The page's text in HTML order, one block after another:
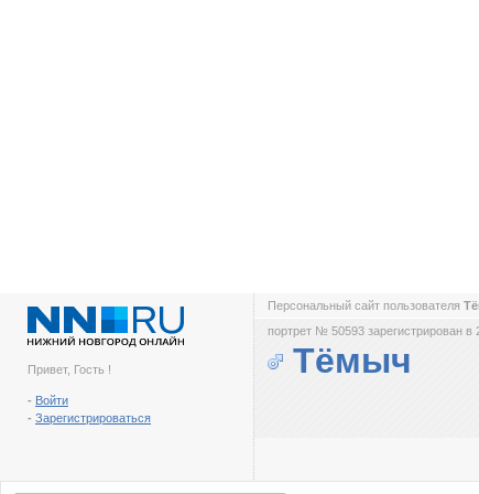
Привет, Гость !
- Войти
- Зарегистрироваться
Персональный сайт пользователя
портрет № 50593 зарегистрирован в
Тёмыч